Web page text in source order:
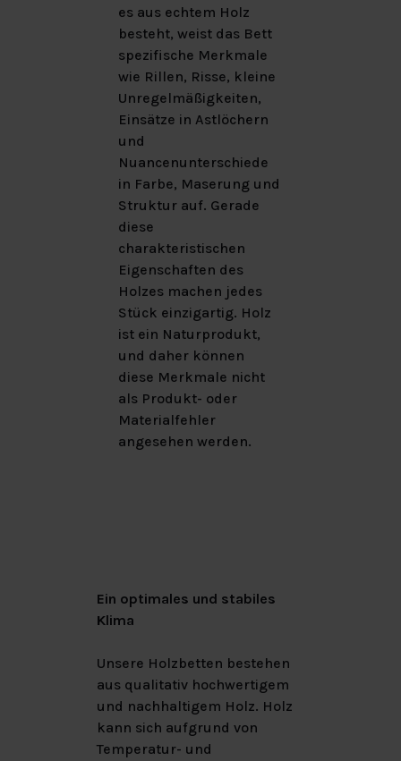
es aus echtem Holz
besteht, weist das Bett
spezifische Merkmale
wie Rillen, Risse, kleine
Unregelmäßigkeiten,
Einsätze in Astlöchern
und
Nuancenunterschiede
in Farbe, Maserung und
Struktur auf. Gerade
diese
charakteristischen
Eigenschaften des
Holzes machen jedes
Stück einzigartig. Holz
ist ein Naturprodukt,
und daher können
diese Merkmale nicht
als Produkt- oder
Materialfehler
angesehen werden.
Ein optimales und stabiles
Klima
Unsere Holzbetten bestehen
aus qualitativ hochwertigem
und nachhaltigem Holz. Holz
kann sich aufgrund von
Temperatur- und